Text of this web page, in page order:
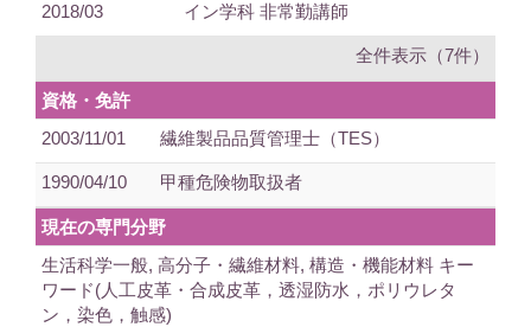
2018/03
イン学科 非常勤講師
全件表示（7件）
資格・免許
2003/11/01
繊維製品品質管理士（TES）
1990/04/10 甲種危険物取扱者
現在の専門分野
生活科学一般, 高分子・繊維材料, 構造・機能材料 キー
ワード(人工皮革・合成皮革，透湿防水，ポリウレタ
ン，染色，触感)